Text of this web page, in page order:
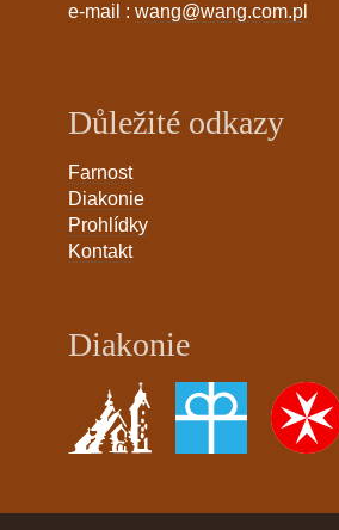
e-mail : wang@wang.com.pl
Důležité odkazy
Farnost
Diakonie
Prohlídky
Kontakt
Diakonie